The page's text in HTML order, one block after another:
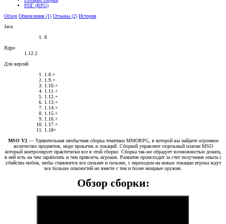
РПГ (RPG)
Обзор Обновления (1) Отзывы (2) История
Java
8
Ядро
1.12.2
Для версий
1.8.+
1.9.+
1.10.+
1.11.+
1.12.+
1.13.+
1.14.+
1.15.+
1.16.+
1.17.+
1.18+
MSO V2— Удивительная необычная сборка тематики MMORPG, в которой вы найдете огромное
количество предметов, море прокачек и локаций. Сборкой управляет отдельный плагин MSO
который контролирует практически все в этой сборке. Сборка так-же обрадует возможностью доната,
в ней есть на чем заработать и чем привлечь игроков. Развитие происходит за счет получения опыта с
убийства мобов, мобы становятся все сильнее и сильнее, с переходом на новые локации игрока ждут
все больше опасностей но вместе с тем и более мощные оружия.
Обзор сборки: